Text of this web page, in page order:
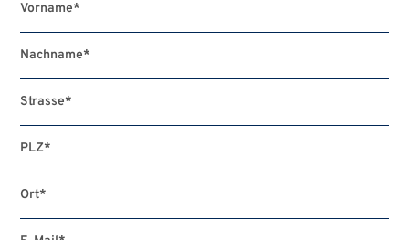
Vorname*
Nachname*
Strasse*
PLZ*
Ort*